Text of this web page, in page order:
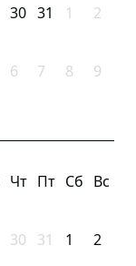
30 31 1 2
6 7 8 9
Чт Пт Сб Вс
30 31 1 2